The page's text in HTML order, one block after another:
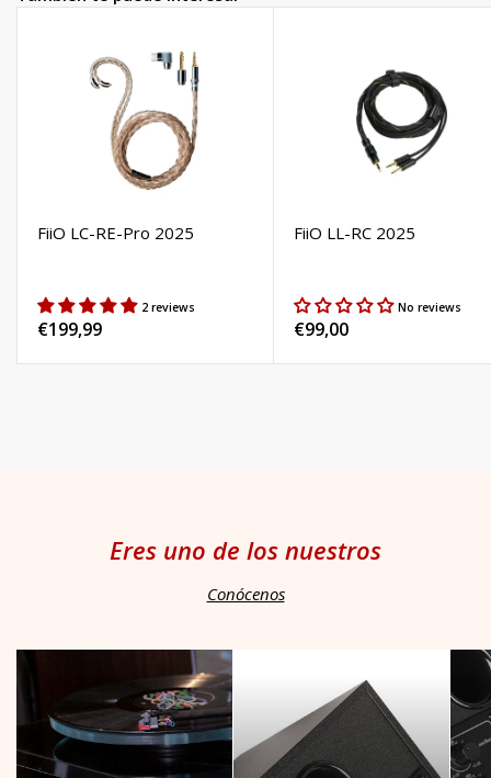
FiiO LC-RE-Pro 2025
2 reviews
Precio
€199,99
FiiO LL-RC 2025
No reviews
Precio
€99,00
Eres uno de los nuestros
Conócenos